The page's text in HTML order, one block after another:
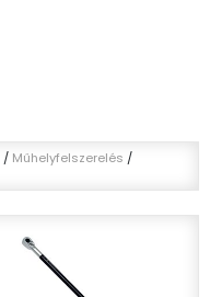
/ Műhelyfelszerelés /